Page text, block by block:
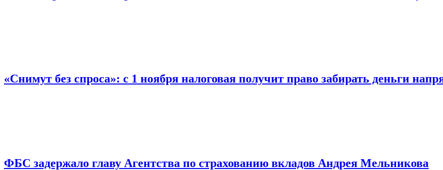
«Снимут без спроса»: с 1 ноября налоговая получит право забирать деньги
ФБС задержало главу Агентства по страхованию вкладов Андрея Мельникова